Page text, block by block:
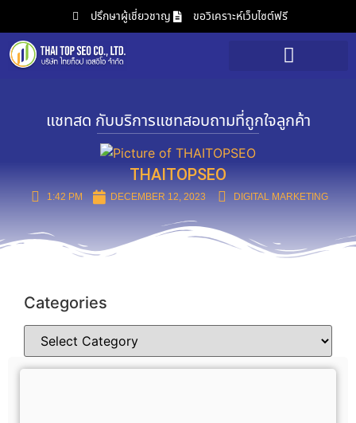
ปรึกษาผู้เชี่ยวชาญ ขอวิเคราะห์เว็บไซต์ฟรี
แชทสด กับบริการแชทสอบถามที่ถูกใจลูกค้า
THAITOPSEO
1:42 PM DECEMBER 12, 2023 DIGITAL MARKETING
Categories